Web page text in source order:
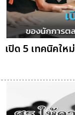
เปิด 5 เทคนิคใ